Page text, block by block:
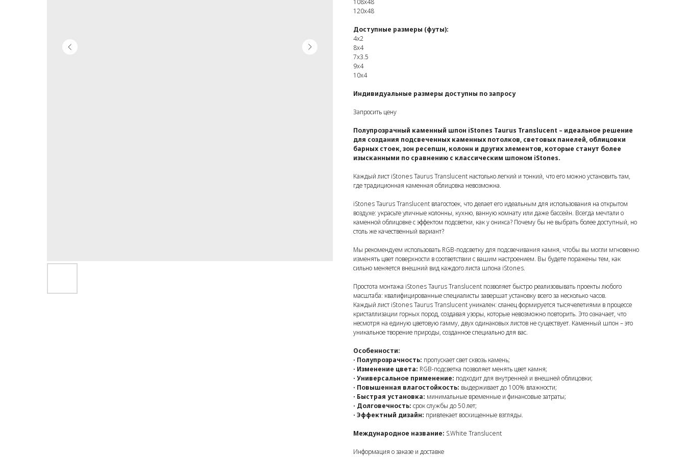
108x48
120x48
Доступные размеры (футы):
4x2
8x4
7x3.5
9x4
10x4
Индивидуальные размеры доступны по запросу
Запросить цену
Полупрозрачный каменный шпон iStones Taurus Translucent – идеальное решение
для создания подсвеченных каменных потолков, световых панелей, облицовки
барных стоек, зон ресепшн, колонн и других элементов, которые станут более
изысканными по сравнению с классическим шпоном iStones.
Каждый лист iStones Taurus Translucent настолько легкий и тонкий, что его можно установить там,
где традиционная каменная облицовка невозможна.
iStones Taurus Translucent влагостоек, что делает его идеальным для использования на открытом
воздухе: украсьте уличные колонны, кухню, ванную комнату или даже бассейн. Всегда мечтали о
каменной облицовке с эффектом подсветки, как у оникса? Почему бы не выбрать более доступный, но
столь же качественный вариант?
Мы рекомендуем использовать RGB-подсветку для подсвечивания камня, чтобы вы могли мгновенно
изменять цвет поверхности в соответствии с вашим настроением. Вы будете поражены тем, как
сильно меняется внешний вид каждого листа шпона iStones.
Простота монтажа iStones Taurus Translucent позволяет быстро реализовывать проекты любого
масштаба: квалифицированные специалисты завершат установку всего за несколько часов.
Каждый лист iStones Taurus Translucent уникален: сланец формируется тысячелетиями в процессе
кристаллизации горных пород, создавая узоры, которые невозможно повторить. Это означает, что
несмотря на единую цветовую гамму, двух одинаковых листов не существует. Каменный шпон – это
уникальное творение природы, созданное специально для вас.
Особенности:
• Полупрозрачность: пропускает свет сквозь камень;
• Изменение цвета: RGB-подсветка позволяет менять цвет камня;
• Универсальное применение: подходит для внутренней и внешней облицовки;
• Повышенная влагостойкость: выдерживает до 100% влажности;
• Быстрая установка: минимальные временные и финансовые затраты;
• Долговечность: срок службы до 50 лет;
• Эффектный дизайн: привлекает восхищенные взгляды.
Международное название: S.White Translucent
Информация о заказе и доставке